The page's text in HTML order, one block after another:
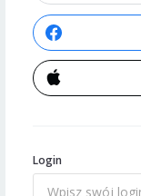
Login